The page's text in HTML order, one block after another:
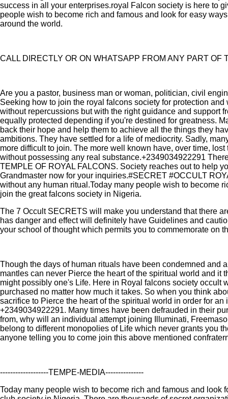
success in all your enterprises.royal Falcon society is here to
people wish to become rich and famous and look for easy
around the world.
CALL DIRECTLY OR ON WHATSAPP FROM ANY PART OF
Are you a pastor, business man or woman, politician, civil
Seeking how to join the royal falcons society for protection
without repercussions but with the right guidance and support
equally protected depending if you're destined for greatness.
back their hope and help them to achieve all the things they
ambitions. They have settled for a life of mediocrity. Sadly,
more difficult to join. The more well known have, over time,
without possessing any real substance.+2349034922291
TEMPLE OF ROYAL FALCONS. Society reaches out to help
Grandmaster now for your inquiries.#SECRET #OCCULT
without any human ritual.Today many people wish to become
join the great falcons society in Nigeria.
The 7 Occult SECRETS will make you understand that there
has danger and effect will definitely have Guidelines and
your school of thought which permits you to commemorate on
Though the days of human rituals have been condemned and
mantles can never Pierce the heart of the spiritual world and
might possibly one's Life. Here in Royal falcons society occult
purchased no matter how much it takes. So when you think
sacrifice to Pierce the heart of the spiritual world in order for
+2349034922291. Many times have been defrauded in their
from, why will an individual attempt joining Illuminati,
belong to different monopolies of Life which never grants you
anyone telling you to come join this above mentioned
-------------------TEMPE-MEDIA---------------
Today many people wish to become rich and famous and